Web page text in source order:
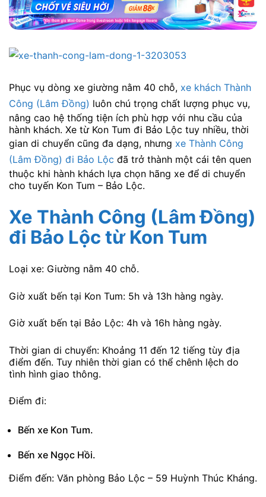
Phục vụ dòng xe giường nằm 40 chỗ, xe khách Thành
Công (Lâm Đồng) luôn chú trọng chất lượng phục vụ,
nâng cao hệ thống tiện ích phù hợp với nhu cầu của
hành khách. Xe từ Kon Tum đi Bảo Lộc tuy nhiều, thời
gian di chuyển cũng đa dạng, nhưng xe Thành Công
(Lâm Đồng) đi Bảo Lộc đã trở thành một cái tên quen
thuộc khi hành khách lựa chọn hãng xe để di chuyển
cho tuyến Kon Tum – Bảo Lộc.
Xe Thành Công (Lâm Đồng)
đi Bảo Lộc từ Kon Tum
Loại xe: Giường nằm 40 chỗ.
Giờ xuất bến tại Kon Tum: 5h và 13h hàng ngày.
Giờ xuất bến tại Bảo Lộc: 4h và 16h hàng ngày.
Thời gian di chuyển: Khoảng 11 đến 12 tiếng tùy địa
điểm đến. Tuy nhiên thời gian có thể chênh lệch do
tình hình giao thông.
Điểm đi:
Bến xe Kon Tum.
Bến xe Ngọc Hồi.
Điểm đến: Văn phòng Bảo Lộc – 59 Huỳnh Thúc Kháng.